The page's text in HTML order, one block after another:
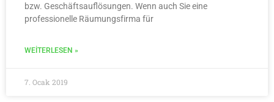
bzw. Geschäftsauflösungen. Wenn auch Sie eine
professionelle Räumungsfirma für
WEITERLESEN »
7. Ocak 2019